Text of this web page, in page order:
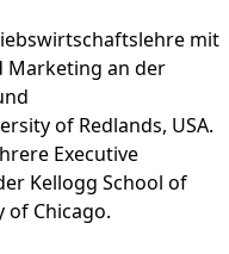
mit
Marketing an der
of Redlands, USA.
Executive
Kellogg School of
of Chicago.